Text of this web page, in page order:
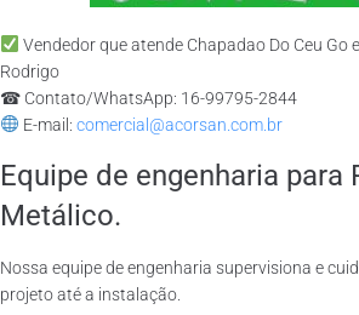
Vendedor que atende Chapadao Do Ceu Go
Rodrigo
☎ Contato/WhatsApp: 16-99795-2844
E-mail: comercial@acorsan.com.br
Equipe de engenharia para
Metálico.
Nossa equipe de engenharia supervisiona e
projeto até a instalação.